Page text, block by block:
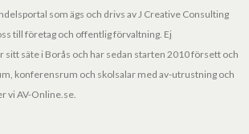
som ägs och drivs av J Creative Consulting
till företag och offentlig förvaltning. Ej
sitt säte i Borås och har sedan starten 2010 försett och
konferensrum och skolsalar med av-utrustning och
vi AV-Online.se.